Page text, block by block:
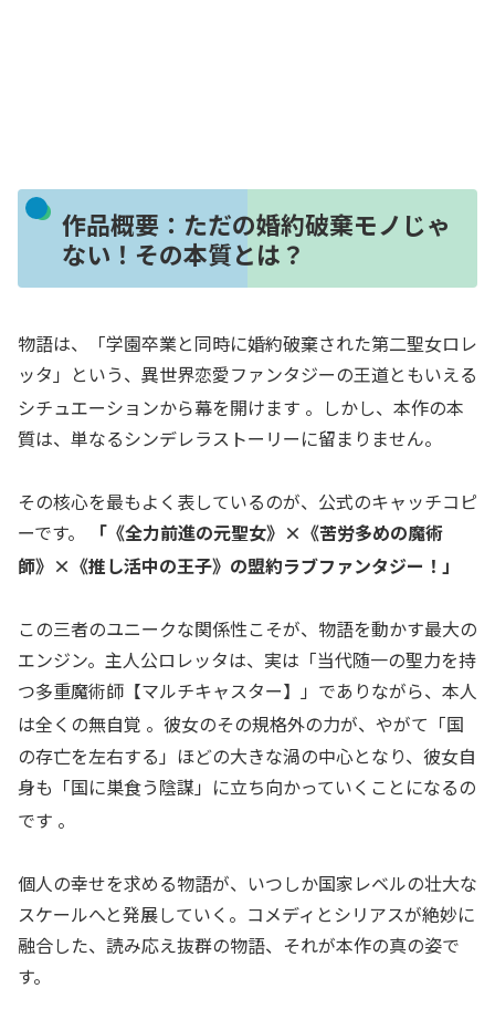
作品概要：ただの婚約破棄モノじゃ
ない！その本質とは？
物語は、「学園卒業と同時に婚約破棄された第二聖女ロレ
ッタ」という、異世界恋愛ファンタジーの王道ともいえる
シチュエーションから幕を開けます 。しかし、本作の本
質は、単なるシンデレラストーリーに留まりません。
その核心を最もよく表しているのが、公式のキャッチコピ
ーです。
「《全力前進の元聖女》×《苦労多めの魔術
師》×《推し活中の王子》の盟約ラブファンタジー！」
この三者のユニークな関係性こそが、物語を動かす最大の
エンジン。主人公ロレッタは、実は「当代随一の聖力を持
つ多重魔術師【マルチキャスター】」でありながら、本人
は全くの無自覚 。彼女のその規格外の力が、やがて「国
の存亡を左右する」ほどの大きな渦の中心となり、彼女自
身も「国に巣食う陰謀」に立ち向かっていくことになるの
です 。
個人の幸せを求める物語が、いつしか国家レベルの壮大な
スケールへと発展していく。コメディとシリアスが絶妙に
融合した、読み応え抜群の物語、それが本作の真の姿で
す。